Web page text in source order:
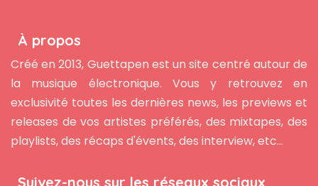
À propos
Créé en 2013, Guettapen est un site centré autour de
la musique électronique. Vous y retrouvez en
exclusivité toutes les dernières news, les previews et
releases de vos artistes préférés, des mixtapes, des
playlists, des récaps d'évents, des interview, etc...
Suivez-nous sur les réseaux sociaux